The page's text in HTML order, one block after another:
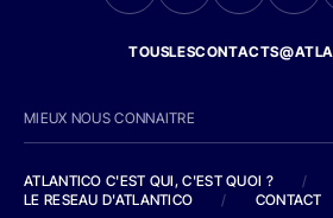
MIEUX NOUS CONNAITRE
ATLANTICO C'EST QUI, C'EST QUOI ?
/
LE RESEAU D'ATLANTICO
/ CONTACT